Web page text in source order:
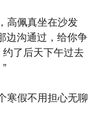
佩真坐在沙发
边沟通过，给你争
了后天下午过去
假不用担心无聊